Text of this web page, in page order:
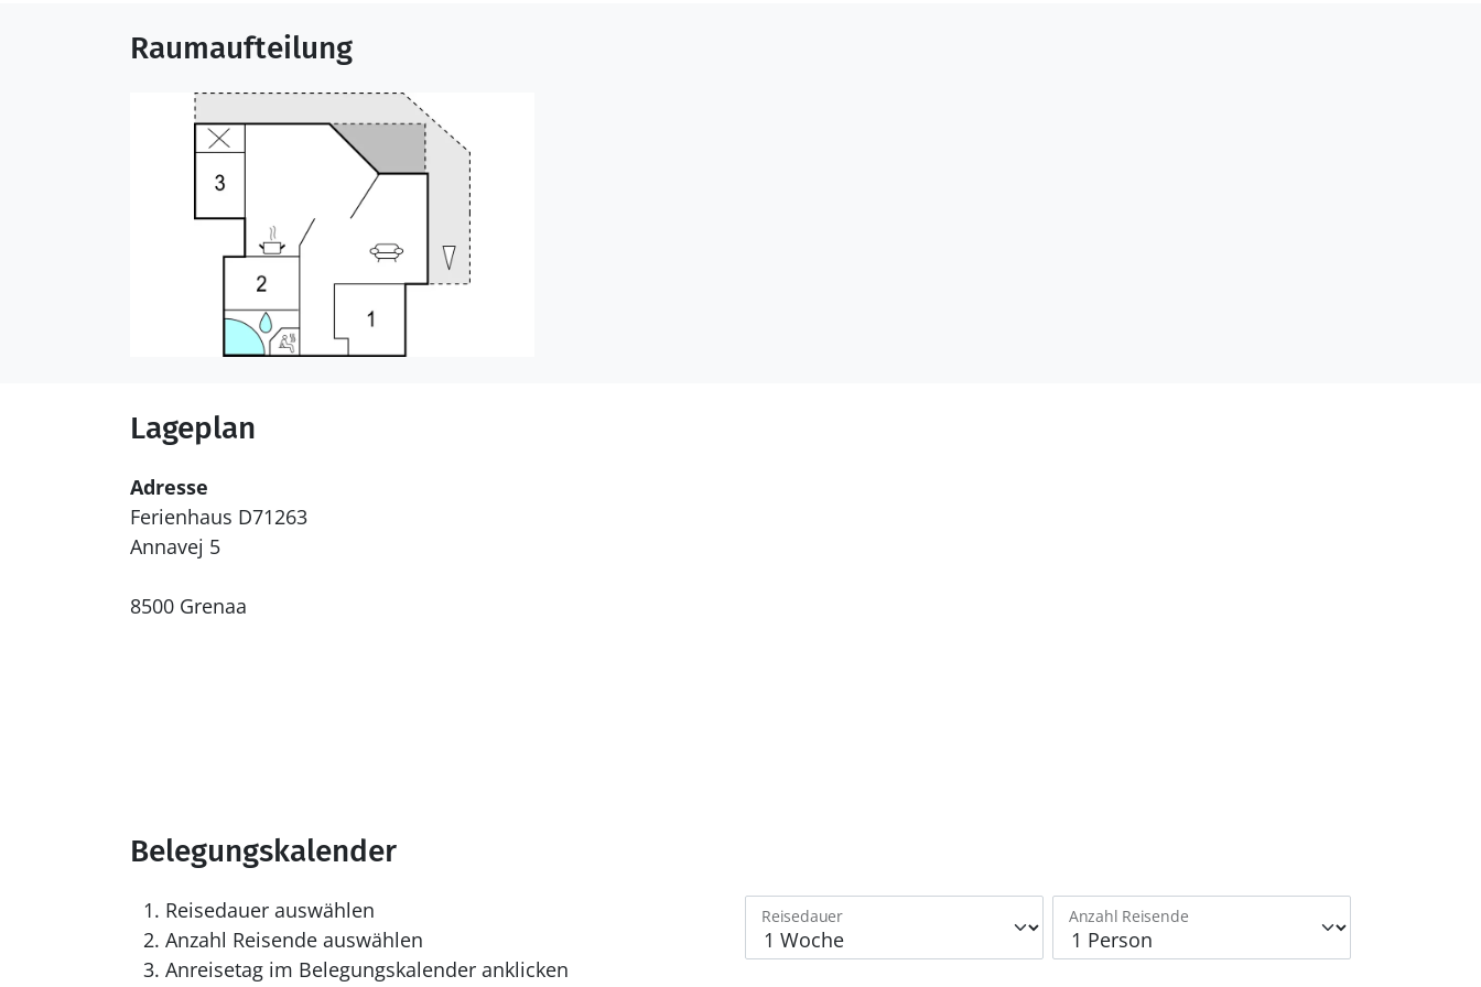
Raumaufteilung
Lageplan
Adresse
Ferienhaus D71263
Annavej 5
8500 Grenaa
Belegungskalender
Reisedauer auswählen
Anzahl Reisende auswählen
Anreisetag im Belegungskalender anklicken
Reisedauer Anzahl Reisende